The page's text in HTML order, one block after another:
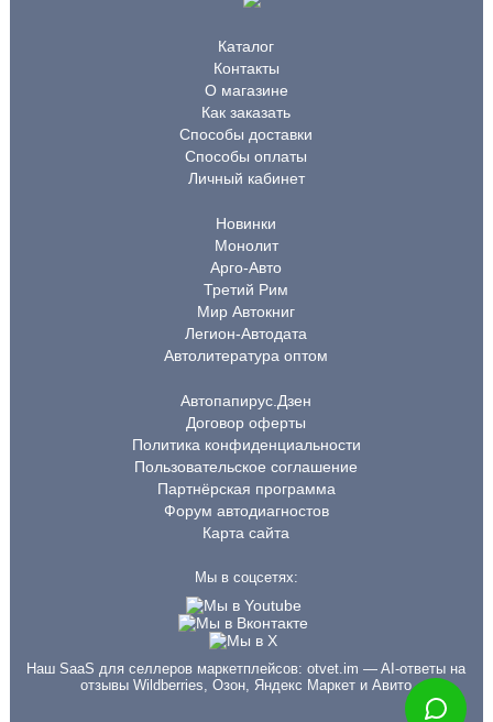
Каталог
Контакты
О магазине
Как заказать
Способы доставки
Способы оплаты
Личный кабинет
Новинки
Монолит
Арго-Авто
Третий Рим
Мир Автокниг
Легион-Автодата
Автолитература оптом
Автопапирус.Дзен
Договор оферты
Политика конфиденциальности
Пользовательское соглашение
Партнёрская программа
Форум автодиагностов
Карта сайта
Мы в соцсетях:
Наш SaaS для селлеров маркетплейсов:otvet.im — AI-ответы на
отзывы Wildberries, Озон, Яндекс Маркет и Авито